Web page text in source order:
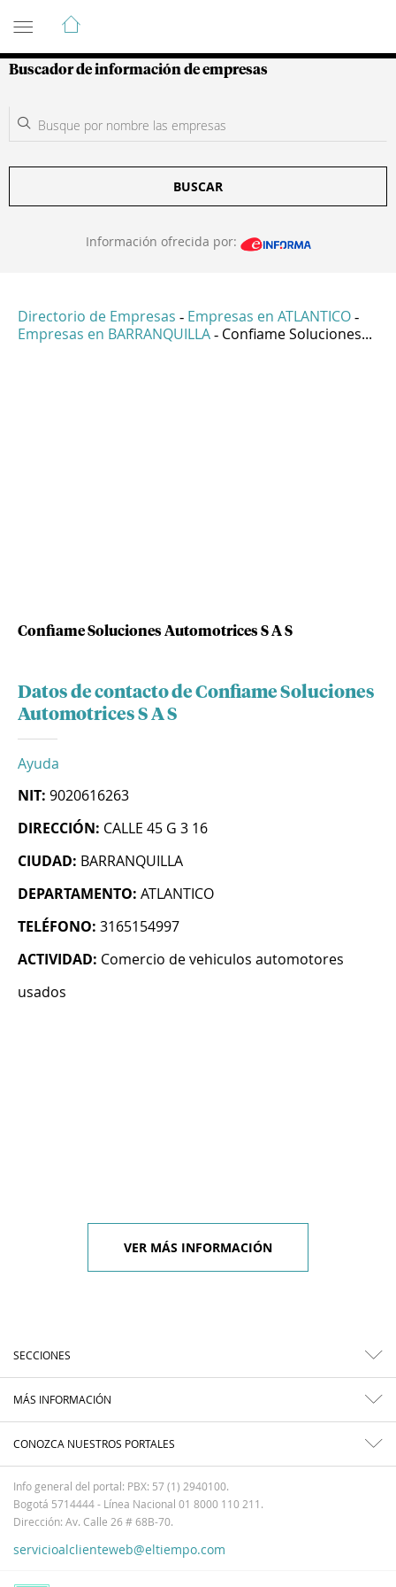
Guía de Empresas Colombianas
Buscador de información de empresas
BUSCAR
Información ofrecida por:
Directorio de Empresas - Empresas en ATLANTICO -
Empresas en BARRANQUILLA - Confiame Soluciones...
Confiame Soluciones Automotrices S A S
Datos de contacto de Confiame Soluciones
Automotrices S A S
Ayuda
NIT: 9020616263
DIRECCIÓN: CALLE 45 G 3 16
CIUDAD: BARRANQUILLA
DEPARTAMENTO: ATLANTICO
TELÉFONO: 3165154997
ACTIVIDAD: Comercio de vehiculos automotores
usados
VER MÁS INFORMACIÓN
SECCIONES
MÁS INFORMACIÓN
CONOZCA NUESTROS PORTALES
Info general del portal: PBX: 57 (1) 2940100.
Bogotá 5714444 - Línea Nacional 01 8000 110 211.
Dirección: Av. Calle 26 # 68B-70.
servicioalclienteweb@eltiempo.com